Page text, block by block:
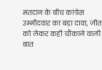
मतदान के बीच कांग्रेस
उम्मीदवार का बड़ा दावा, जीत
को लेकर कही चौंकाने वाली
बात